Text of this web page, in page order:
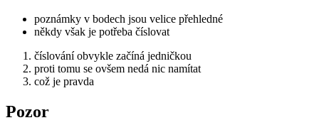
poznámky v bodech jsou velice přehledné
někdy však je potřeba číslovat
číslování obvykle začíná jedničkou
proti tomu se ovšem nedá nic namítat
což je pravda
Pozor